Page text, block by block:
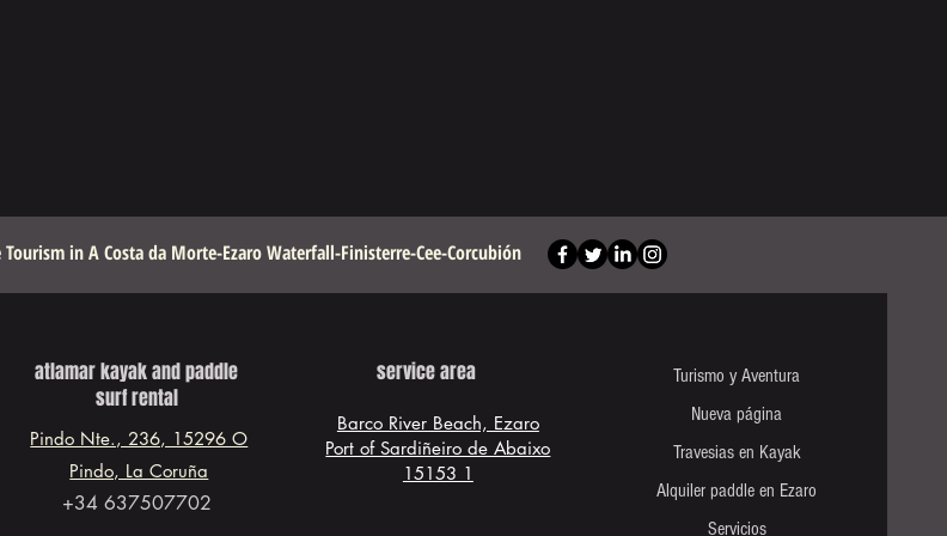
in A Costa da Morte-Ezaro Waterfall-Finisterre-Cee-Corcubión
atlamar kayak and paddle
surf rental
Pindo Nte., 236, 15296 O
Pindo, La Coruña
+34 637507702
service area
Barco River Beach, Ezaro
Port of Sardiñeiro de Abaixo
15153 1
Turismo y Aventura
Nueva página
Travesias en Kayak
Alquiler paddle en Ezaro
Servicios